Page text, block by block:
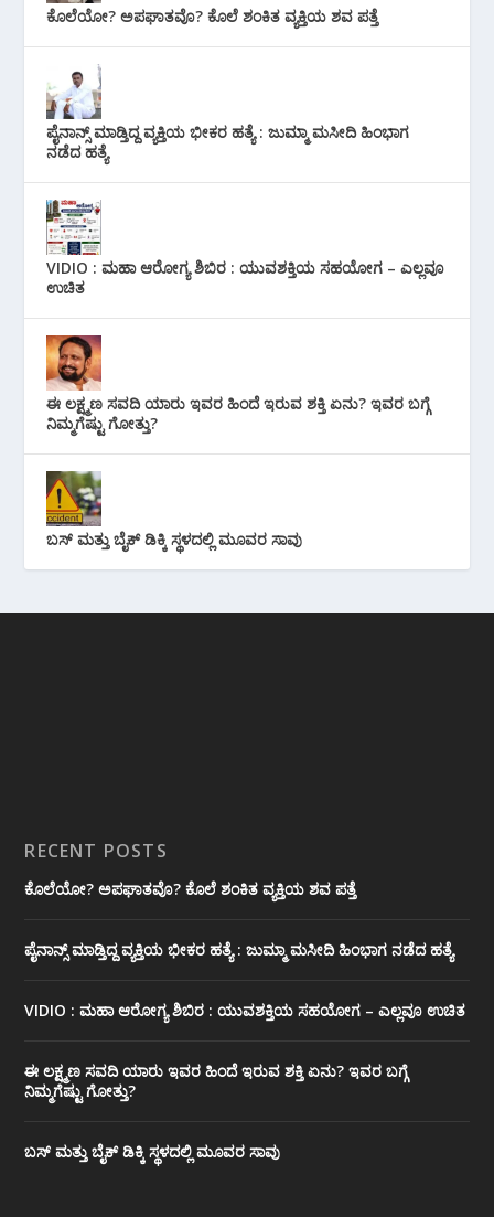
ಕೊಲೆಯೋ? ಅಪಘಾತವೊ? ಕೊಲೆ ಶಂಕಿತ ವ್ಯಕ್ತಿಯ ಶವ ಪತ್ತೆ
ಪೈನಾನ್ಸ್ ಮಾಡ್ತಿದ್ದ ವ್ಯಕ್ತಿಯ ಭೀಕರ‌ ಹತ್ಯೆ : ಜುಮ್ಮಾ ಮಸೀದಿ ಹಿಂಭಾಗ
ನಡೆದ ಹತ್ಯೆ
VIDIO : ಮಹಾ ಆರೋಗ್ಯ ಶಿಬಿರ : ಯುವಶಕ್ತಿಯ ಸಹಯೋಗ – ಎಲ್ಲವೂ
ಉಚಿತ
ಈ ಲಕ್ಷ್ಮಣ ಸವದಿ ಯಾರು ಇವರ ಹಿಂದೆ ಇರುವ ಶಕ್ತಿ ಏನು? ಇವರ ಬಗ್ಗೆ
ನಿಮ್ಮಗೆಷ್ಟು ಗೋತ್ತು?
ಬಸ್ ಮತ್ತು ಬೈಕ್ ಡಿಕ್ಕಿ ಸ್ಥಳದಲ್ಲಿ ಮೂವರ ಸಾವು
RECENT POSTS
ಕೊಲೆಯೋ? ಅಪಘಾತವೊ? ಕೊಲೆ ಶಂಕಿತ ವ್ಯಕ್ತಿಯ ಶವ ಪತ್ತೆ
ಪೈನಾನ್ಸ್ ಮಾಡ್ತಿದ್ದ ವ್ಯಕ್ತಿಯ ಭೀಕರ‌ ಹತ್ಯೆ : ಜುಮ್ಮಾ ಮಸೀದಿ ಹಿಂಭಾಗ ನಡೆದ ಹತ್ಯೆ
VIDIO : ಮಹಾ ಆರೋಗ್ಯ ಶಿಬಿರ : ಯುವಶಕ್ತಿಯ ಸಹಯೋಗ – ಎಲ್ಲವೂ ಉಚಿತ
ಈ ಲಕ್ಷ್ಮಣ ಸವದಿ ಯಾರು ಇವರ ಹಿಂದೆ ಇರುವ ಶಕ್ತಿ ಏನು? ಇವರ ಬಗ್ಗೆ
ನಿಮ್ಮಗೆಷ್ಟು ಗೋತ್ತು?
ಬಸ್ ಮತ್ತು ಬೈಕ್ ಡಿಕ್ಕಿ ಸ್ಥಳದಲ್ಲಿ ಮೂವರ ಸಾವು